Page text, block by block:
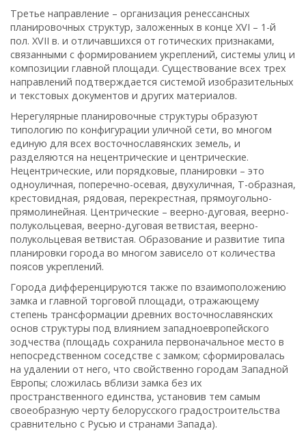
Третье направление – организация ренессансных
планировочных структур, заложенных в конце XVI – 1-й
пол. XVII в. и отличавшихся от готических признаками,
связанными с формированием укреплений, системы улиц и
композиции главной площади. Существование всех трех
направлений подтверждается системой изобразительных
и текстовых документов и других материалов.
Нерегулярные планировочные структуры образуют
типологию по конфигурации уличной сети, во многом
единую для всех восточнославянских земель, и
разделяются на нецентрические и центрические.
Нецентрические, или порядковые, планировки – это
одноуличная, поперечно-осевая, двухуличная, Т-образная,
крестовидная, рядовая, перекрестная, прямоугольно-
прямолинейная. Центрические – веерно-дуговая, веерно-
полукольцевая, веерно-дуговая ветвистая, веерно-
полукольцевая ветвистая. Образование и развитие типа
планировки города во многом зависело от количества
поясов укреплений.
Города дифференцируются также по взаимоположению
замка и главной торговой площади, отражающему
степень трансформации древних восточнославянских
основ структуры под влиянием западноевропейского
зодчества (площадь сохранила первоначальное место в
непосредственном соседстве с замком; сформировалась
на удалении от него, что свойственно городам Западной
Европы; сложилась вблизи замка без их
пространственного единства, установив тем самым
своеобразную черту белорусского градостроительства
сравнительно с Русью и странами Запада).